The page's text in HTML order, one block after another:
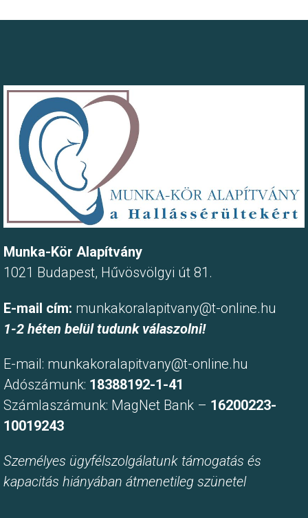
Munka-Kör Alapítvány
1021 Budapest, Hűvösvölgyi út 81.
E-mail cím: munkakoralapitvany@t-online.hu
1-2 héten belül tudunk válaszolni!
E-mail: munkakoralapitvany@t-online.hu
Adószámunk: 18388192-1-41
Számlaszámunk: MagNet Bank – 16200223-
10019243
Személyes ügyfélszolgálatunk támogatás és
kapacitás hiányában átmenetileg szünetel